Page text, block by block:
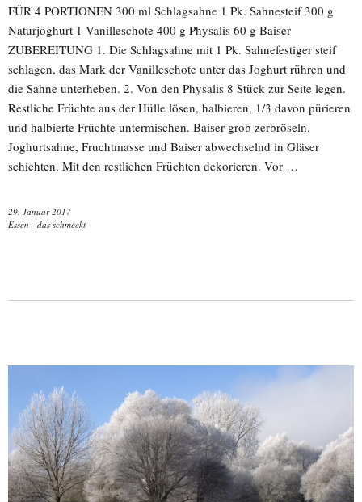
FÜR 4 PORTIONEN 300 ml Schlagsahne 1 Pk. Sahnesteif 300 g
Naturjoghurt 1 Vanilleschote 400 g Physalis 60 g Baiser
ZUBEREITUNG 1. Die Schlagsahne mit 1 Pk. Sahnefestiger steif
schlagen, das Mark der Vanilleschote unter das Joghurt rühren und
die Sahne unterheben. 2. Von den Physalis 8 Stück zur Seite legen.
Restliche Früchte aus der Hülle lösen, halbieren, 1/3 davon pürieren
und halbierte Früchte untermischen. Baiser grob zerbröseln.
Joghurtsahne, Fruchtmasse und Baiser abwechselnd in Gläser
schichten. Mit den restlichen Früchten dekorieren. Vor …
29. Januar 2017
Essen - das schmeckt